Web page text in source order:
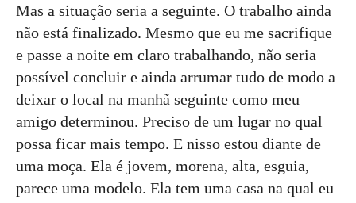
Mas a situação seria a seguinte. O trabalho ainda
não está finalizado. Mesmo que eu me sacrifique
e passe a noite em claro trabalhando, não seria
possível concluir e ainda arrumar tudo de modo a
deixar o local na manhã seguinte como meu
amigo determinou. Preciso de um lugar no qual
possa ficar mais tempo. E nisso estou diante de
uma moça. Ela é jovem, morena, alta, esguia,
parece uma modelo. Ela tem uma casa na qual eu